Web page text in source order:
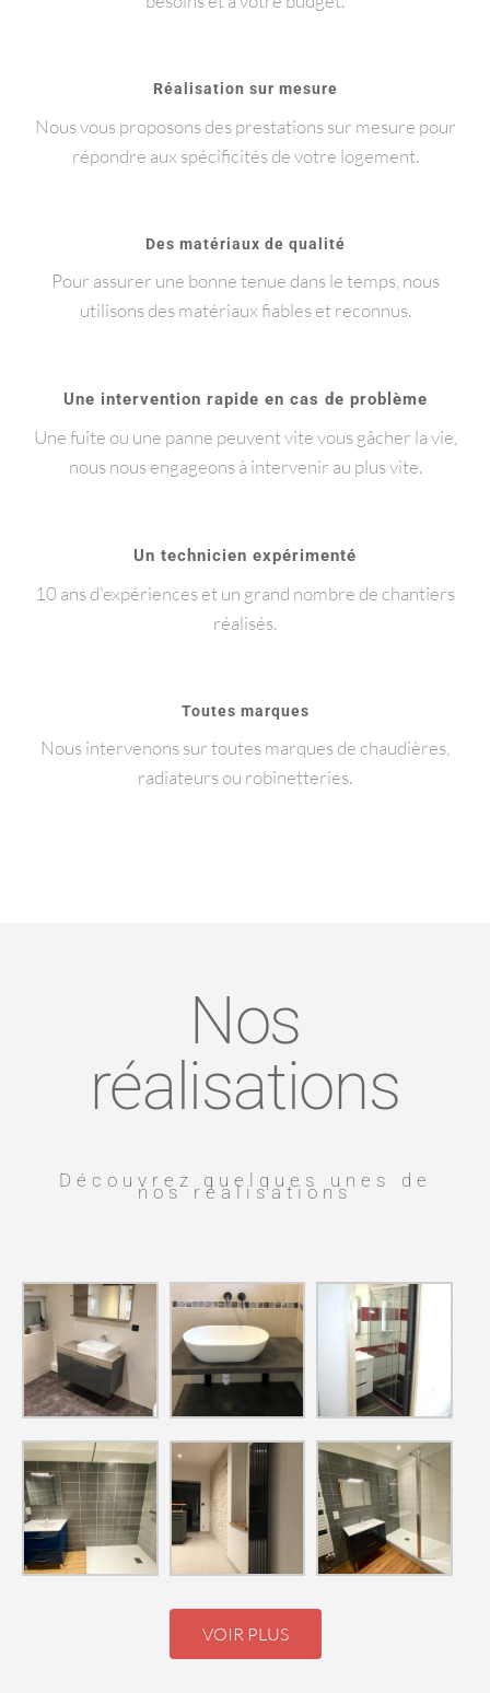
Réalisation sur mesure
Nous vous proposons des prestations sur mesure pour
répondre aux spécificités de votre logement.
Des matériaux de qualité
Pour assurer une bonne tenue dans le temps, nous
utilisons des matériaux fiables et reconnus.
Une intervention rapide en cas de problème
Une fuite ou une panne peuvent vite vous gâcher la vie,
nous nous engageons à intervenir au plus vite.
Un technicien expérimenté
10 ans d'expériences et un grand nombre de chantiers
réalisés.
Toutes marques
Nous intervenons sur toutes marques de chaudières,
radiateurs ou robinetteries.
Nos
réalisations
Découvrez quelques unes de
nos réalisations
VOIR PLUS